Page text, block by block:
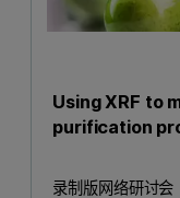
Using XRF to
purification
录制版网络研讨会